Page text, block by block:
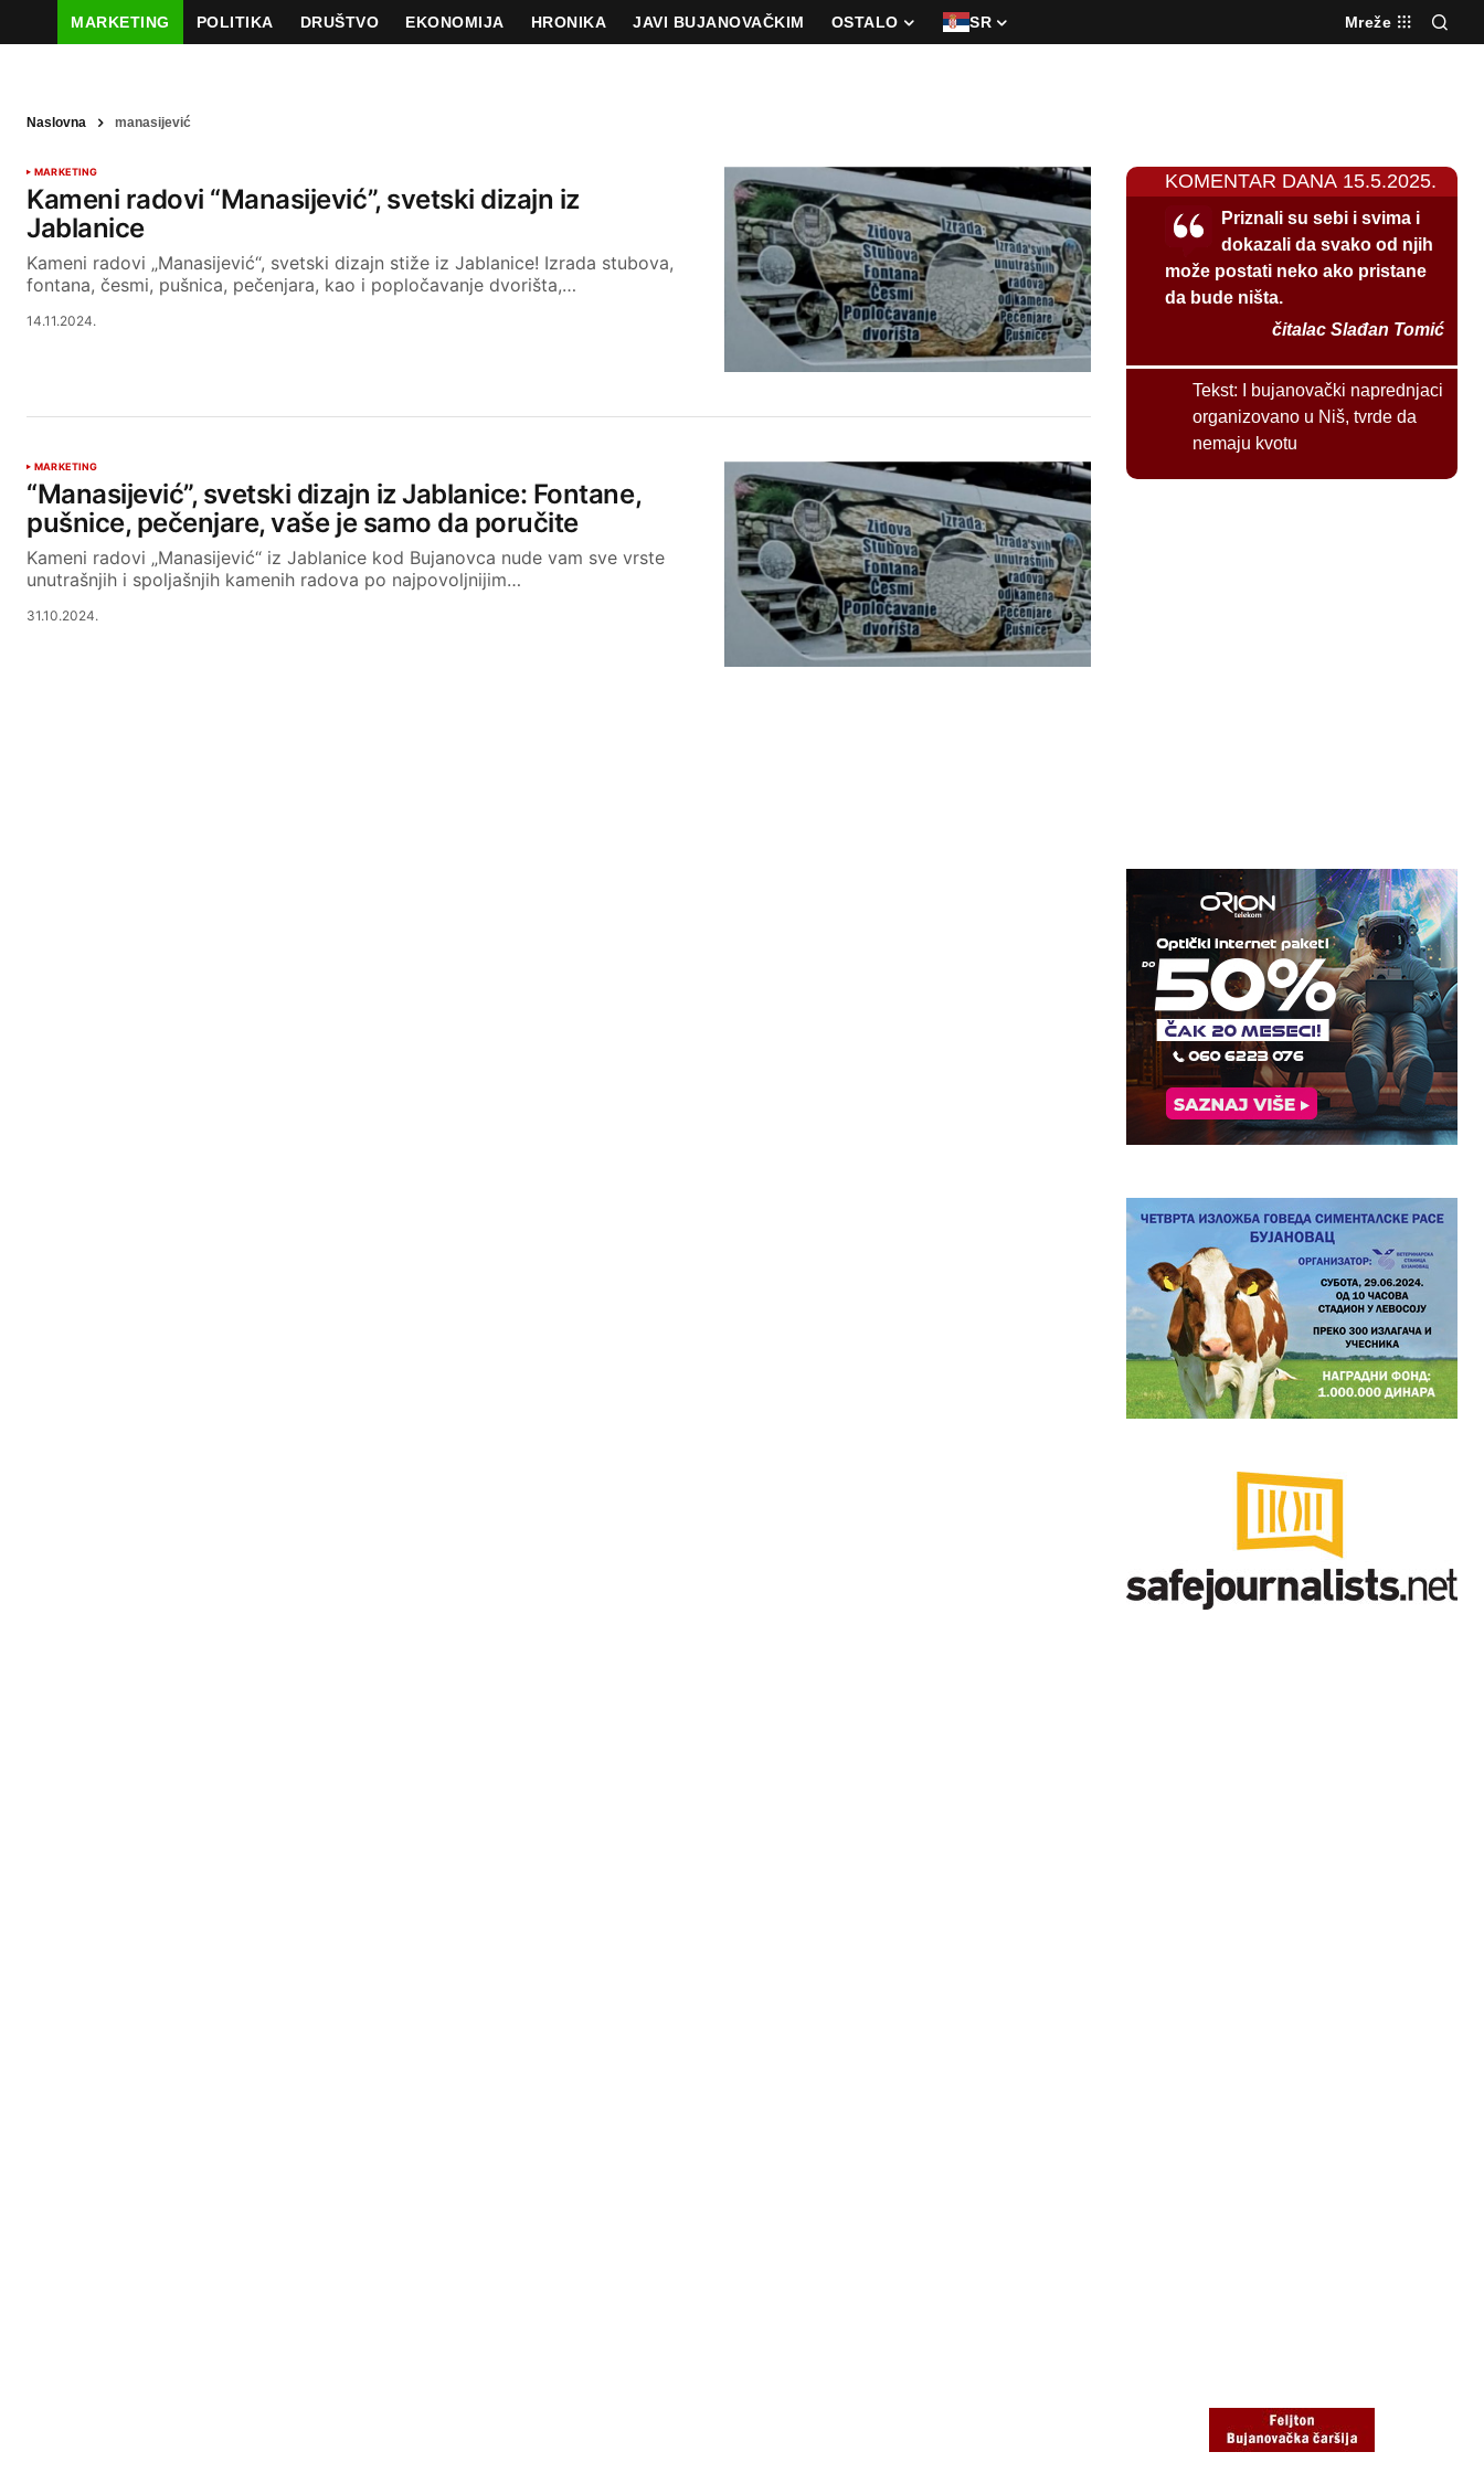
MARKETING POLITIKA DRUŠTVO EKONOMIJA HRONIKA JAVI BUJANOVAČKIM OSTALO SR Mreže
Naslovna manasijević
MARKETING
Kameni radovi “Manasijević”, svetski dizajn iz
Jablanice
Kameni radovi „Manasijević“, svetski dizajn stiže iz Jablanice! Izrada stubova,
fontana, česmi, pušnica, pečenjara, kao i popločavanje dvorišta,…
14.11.2024.
MARKETING
“Manasijević”, svetski dizajn iz Jablanice: Fontane,
pušnice, pečenjare, vaše je samo da poručite
Kameni radovi „Manasijević“ iz Jablanice kod Bujanovca nude vam sve vrste
unutrašnjih i spoljašnjih kamenih radova po najpovoljnijim…
31.10.2024.
KOMENTAR DANA 15.5.2025.
Priznali su sebi i svima i
dokazali da svako od njih
može postati neko ako pristane
da bude ništa.
čitalac Slađan Tomić
Tekst:
I bujanovački naprednjaci
organizovano u Niš, tvrde da
nemaju kvotu